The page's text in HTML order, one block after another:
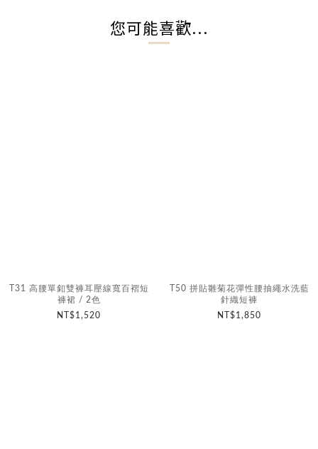
您可能喜歡...
T31 高腰單釦雙褲耳壓線寬百褶短
褲裙 / 2色
NT$1,520
T50 拼貼雛菊花彈性腰抽繩水洗藍
針織短褲
NT$1,850